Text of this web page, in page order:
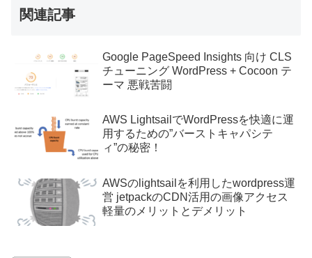
関連記事
Google PageSpeed Insights 向け CLS
チューニング WordPress + Cocoon テ
ーマ 悪戦苦闘
AWS LightsailでWordPressを快適に運
用するための”バーストキャパシテ
ィ”の秘密！
AWSのlightsailを利用したwordpress運
営 jetpackのCDN活用の画像アクセス
軽量のメリットとデメリット